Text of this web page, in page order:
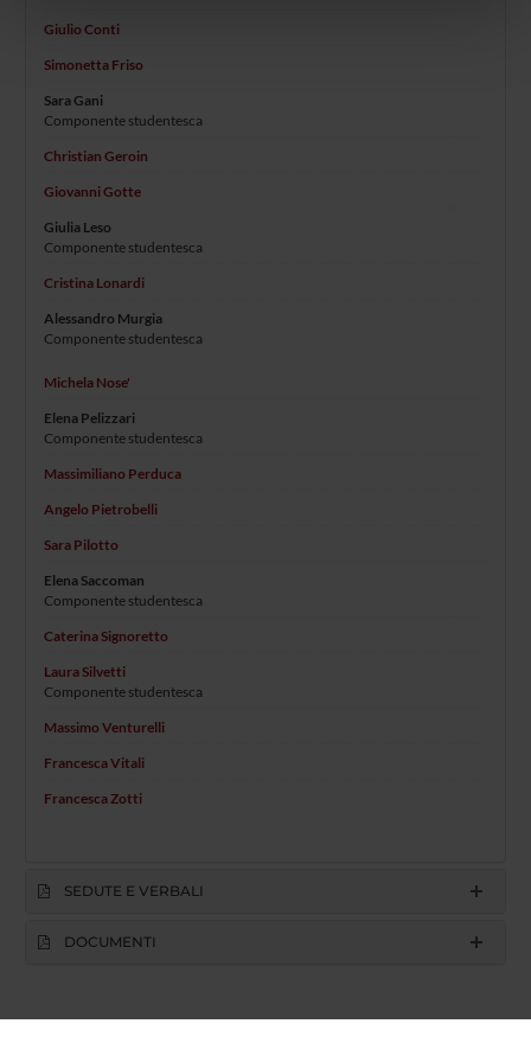
pubblicità e social media, i quali potrebbero combinarle
con altre informazioni che hai fornito loro o che hanno
raccolto dal tuo utilizzo dei loro servizi.
Giulio Conti
Simonetta Friso
Sara Gani
Componente studentesca
Christian Geroin
Giovanni Gotte
Giulia Leso
Componente studentesca
Cristina Lonardi
Alessandro Murgia
Componente studentesca
Michela Nose'
Elena Pelizzari
Componente studentesca
Massimiliano Perduca
Angelo Pietrobelli
Sara Pilotto
Elena Saccoman
Componente studentesca
Caterina Signoretto
Laura Silvetti
Componente studentesca
Massimo Venturelli
Francesca Vitali
Francesca Zotti
SEDUTE E VERBALI
DOCUMENTI